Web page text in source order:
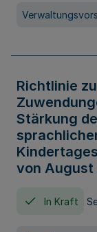
Richtlinie
Stärkung
von August
In Kraft